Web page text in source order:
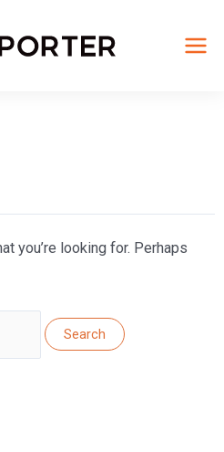
you’re looking for. Perhaps